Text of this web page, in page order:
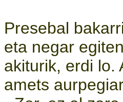
Presebal
eta negar
akiturik, erdi lo.
amets